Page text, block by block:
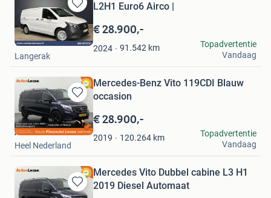
Bewaren
in
Mijn
Favorieten
L2H1 Euro6 Airco |
€ 28.900,-
2024 91.542 km
Van der Wal Vans
Langerak
Topadvertentie
Vandaag
Bewaren
in
Mijn
Favorieten
Mercedes-Benz Vito 119CDI Blauw
occasion
€ 28.900,-
2019 120.264 km
Action Lease
Heel Nederland
Topadvertentie
Vandaag
Bewaren
Mercedes Vito Dubbel cabine L3 H1
2019 Diesel Automaat